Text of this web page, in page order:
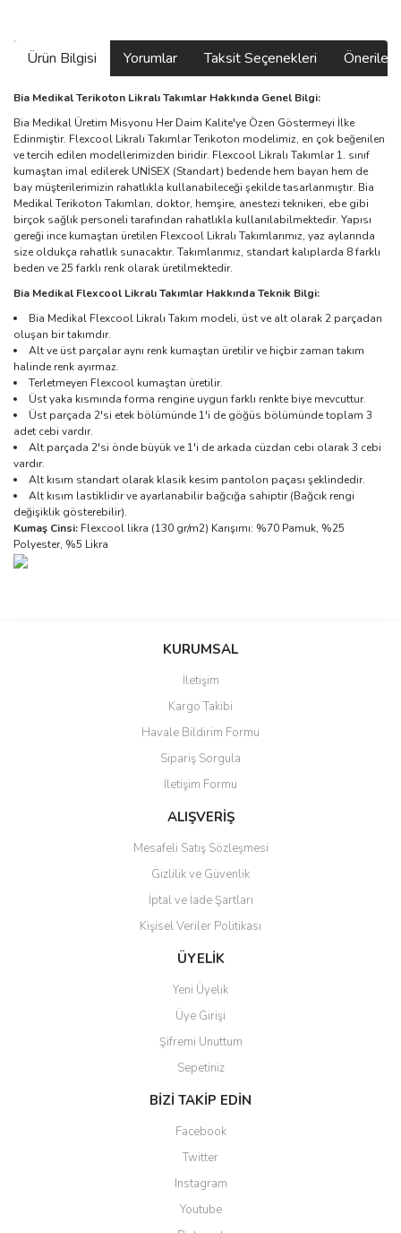
Ürün Bilgisi Yorumlar Taksit Seçenekleri
Bia Medikal Terikoton Likralı Takımlar Hakkında Genel Bilgi:
Bia Medikal Üretim Misyonu Her Daim Kalite'ye Özen Göstermeyi İlke
Edinmiştir. Flexcool Likralı Takımlar Terikoton modelimiz, en çok beğenilen
ve tercih edilen modellerimizden biridir. Flexcool Likralı Takımlar 1. sınıf
kumaştan imal edilerek UNİSEX (Standart) bedende hem bayan hem de
bay müşterilerimizin rahatlıkla kullanabileceği şekilde tasarlanmıştır. Bia
Medikal Terikoton Takımları, doktor, hemşire, anestezi teknikeri, ebe gibi
birçok sağlık personeli tarafından rahatlıkla kullanılabilmektedir. Yapısı
gereği ince kumaştan üretilen Flexcool Likralı Takımlarımız, yaz aylarında
size oldukça rahatlık sunacaktır. Takımlarımız, standart kalıplarda 8 farklı
beden ve 25 farklı renk olarak üretilmektedir.
Bia Medikal Flexcool Likralı Takımlar Hakkında Teknik Bilgi:
Bia Medikal Flexcool Likralı Takım modeli, üst ve alt olarak 2 parçadan
oluşan bir takımdır.
Alt ve üst parçalar aynı renk kumaştan üretilir ve hiçbir zaman takım
halinde renk ayırmaz.
Terletmeyen Flexcool kumaştan üretilir.
Üst yaka kısmında forma rengine uygun farklı renkte biye mevcuttur.
Üst parçada 2'si etek bölümünde 1'i de göğüs bölümünde toplam 3
adet cebi vardır.
Alt parçada 2'si önde büyük ve 1'i de arkada cüzdan cebi olarak 3 cebi
vardır.
Alt kısım standart olarak klasik kesim pantolon paçası şeklindedir.
Alt kısım lastiklidir ve ayarlanabilir bağcığa sahiptir (Bağcık rengi
değişiklik gösterebilir).
Kumaş Cinsi: Flexcool likra (130 gr/m2) Karışımı: %70 Pamuk, %25
Polyester, %5 Likra
Bu ürüne ilk yorumu siz yapın!
Ürün resmi kalitesiz, bozuk veya görüntülenemiyor.
Ürün açıklamasında eksik bilgiler bulunuyor.
Ürün bilgilerinde hatalar bulunuyor.
Ürün fiyatı diğer sitelerden daha pahalı.
Bu ürüne benzer farklı alternatifler olmalı.
Gönder
Sitemize ilk yorumu siz yapın!
Deneyimini Paylaş
KURUMSAL
İletişim
Kargo Takibi
Havale Bildirim Formu
Sipariş Sorgula
İletişim Formu
ALIŞVERİŞ
Mesafeli Satış Sözleşmesi
Gizlilik ve Güvenlik
İptal ve İade Şartları
Kişisel Veriler Politikası
ÜYELİK
Yeni Üyelik
Üye Girişi
Şifremi Unuttum
Sepetiniz
BİZİ TAKİP EDİN
Facebook
Twitter
Instagram
Youtube